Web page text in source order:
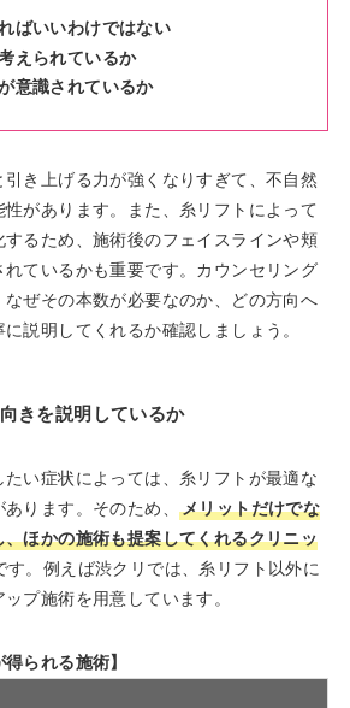
ばいいわけではない
えられているか
意識されているか
き上げる力が強くなりすぎて、不自然
があります。また、糸リフトによって
するため、施術後のフェイスラインや頬
ているかも重要です。カウンセリング
ぜその本数が必要なのか、どの方向へ
説明してくれるか確認しましょう。
きを説明しているか
い症状によっては、糸リフトが最適な
ります。そのため、
メリットだけでな
ほかの施術も提案してくれるクリニッ
す。例えば渋クリでは、糸リフト以外に
プ施術を用意しています。
られる施術】